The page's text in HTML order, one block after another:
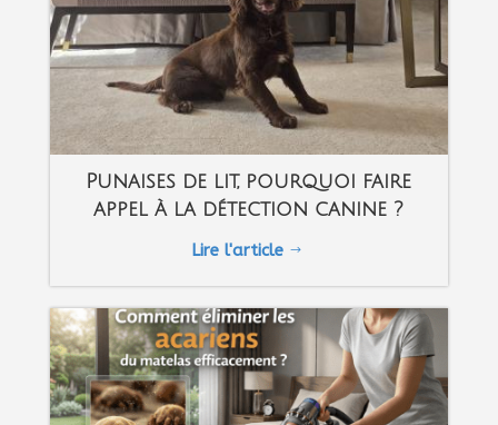
Punaises de lit, pourquoi faire
appel à la détection canine ?
Lire l'article $